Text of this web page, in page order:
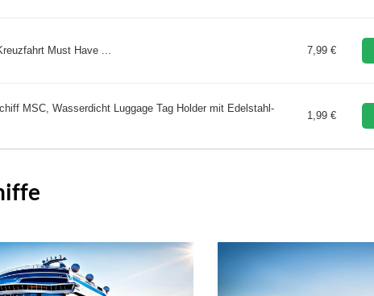
Must Have ... 7,99 €
MSC, Wasserdicht Luggage Tag Holder mit Edelstahl-
1,99 €